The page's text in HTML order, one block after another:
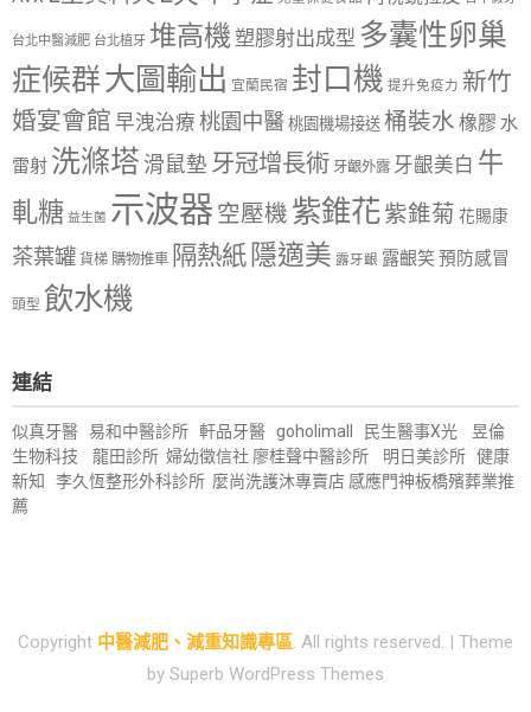
台北中醫減肥 台北植牙 堆高機塑膠射出成型 多囊性卵巢
症候群大圖輸出 宜蘭民宿 封口機 提升免疫力 新竹
婚宴會館 早洩治療 桃園中醫 桃園機場接送 桶裝水 橡膠 水
雷射 洗滌塔 滑鼠墊 牙冠增長術 牙齦外露 牙齦美白 牛
軋糖 益生菌 示波器 空壓機 紫錐花紫錐菊 花賜康
茶葉罐 貨梯 購物推車 隔熱紙 隱適美 露牙齦 露齦笑預防感冒
頭型 飲水機
連結
似真牙醫 易和中醫診所 軒品牙醫 goholimall 民生醫事X光
昱倫
生物科技
龍田診所 婦幼徵信社 廖桂聲中醫診所 明日美診所 健康
新知
李久恆整形外科診所 麼尚洗護沐專賣店 感應門神板橋殯葬業推
薦
Copyright 中醫減肥、減重知識專區 . All rights reserved. | Theme
by Superb WordPress Themes